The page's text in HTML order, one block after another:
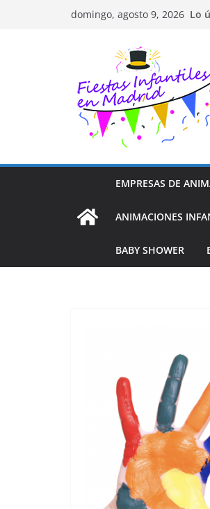
domingo, agosto 9, 2026 Lo
EMPRESAS DE
ANIMACIONES
BABY SHOWER